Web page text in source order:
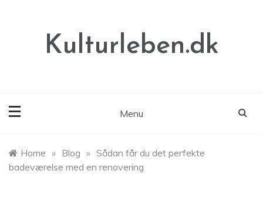
Kulturleben.dk
Menu
Home » Blog » Sådan får du det perfekte
badeværelse med en renovering